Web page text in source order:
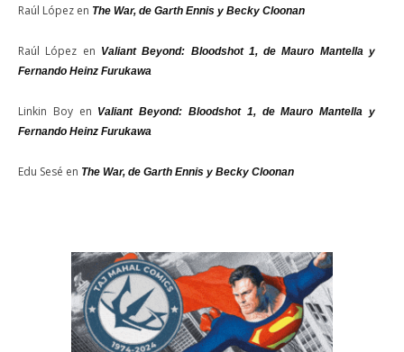
Raúl López en The War, de Garth Ennis y Becky Cloonan
Raúl López en Valiant Beyond: Bloodshot 1, de Mauro Mantella y
Fernando Heinz Furukawa
Linkin Boyen Valiant Beyond: Bloodshot 1, de Mauro Mantella y
Fernando Heinz Furukawa
Edu Sesé en The War, de Garth Ennis y Becky Cloonan